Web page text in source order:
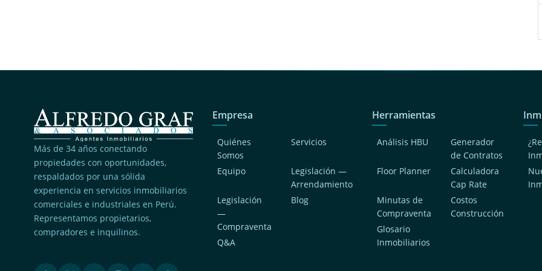
Más de 34 años conectando
propiedades con oportunidades,
respaldados por una sólida
experiencia en servicios inmobiliarios
comerciales e industriales en Perú.
Representamos propietarios,
compradores e inquilinos.
Empresa
Quiénes
Somos
Servicios
Equipo
Legislación —
Arrendamiento
Legislación
—
Compraventa
Blog
Q&A
Herramientas
Análisis HBU
Generador
de Contratos
Floor Planner
Calculadora
Cap Rate
Minutas de
Compraventa
Costos
Construcción
Glosario
Inmobiliarios